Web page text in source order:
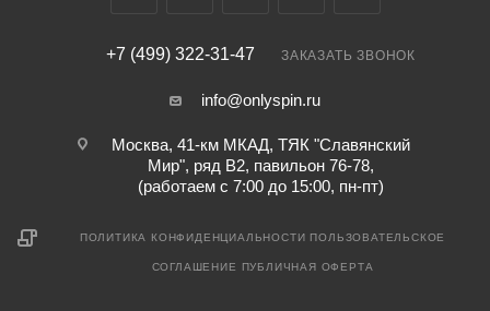
+7 (499) 322-31-47 ЗАКАЗАТЬ ЗВОНОК
info@onlyspin.ru
Москва, 41-км МКАД, ТЯК "Славянский
Мир", ряд В2, павильон 76-78,
(работаем с 7:00 до 15:00, пн-пт)
ПОЛИТИКА КОНФИДЕНЦИАЛЬНОСТИ ПОЛЬЗОВАТЕЛЬСКОЕ
СОГЛАШЕНИЕ ПУБЛИЧНАЯ ОФЕРТА